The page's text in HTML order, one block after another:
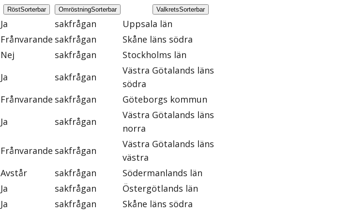
RöstSorterbar OmröstningSorterbar ValkretsSorterbar
Ja sakfrågan
Uppsala län
Frånvarande sakfrågan
Skåne läns södra
Nej sakfrågan
Stockholms län
Ja sakfrågan
Västra Götalands läns
södra
Frånvarande sakfrågan
Göteborgs kommun
Ja sakfrågan
Västra Götalands läns
norra
Frånvarande sakfrågan
Västra Götalands läns
västra
Avstår sakfrågan
Södermanlands län
Ja sakfrågan
Östergötlands län
Ja sakfrågan
Skåne läns södra